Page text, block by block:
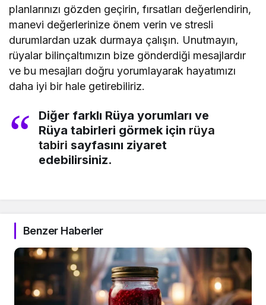
planlarınızı gözden geçirin, fırsatları değerlendirin,
manevi değerlerinize önem verin ve stresli
durumlardan uzak durmaya çalışın. Unutmayın,
rüyalar bilinçaltımızın bize gönderdiği mesajlardır
ve bu mesajları doğru yorumlayarak hayatımızı
daha iyi bir hale getirebiliriz.
Diğer farklı Rüya yorumları ve
Rüya tabirleri görmek için rüya
tabiri sayfasını ziyaret
edebilirsiniz.
Benzer Haberler